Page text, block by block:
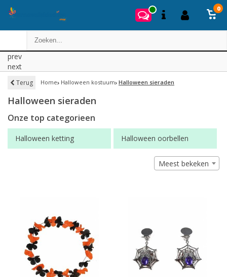
0
prev
next
Terug Home Halloween kostuum Halloween sieraden
Halloween sieraden
Onze top categorieen
Halloween ketting Halloween oorbellen
Meest bekeken